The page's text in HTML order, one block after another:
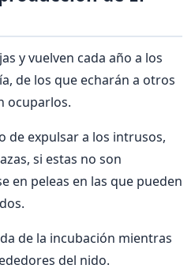
y vuelven cada año a los
de los que echarán a otros
ocuparlos.
de expulsar a los intrusos,
si estas no son
en peleas en las que pueden
de la incubación mientras
del nido.